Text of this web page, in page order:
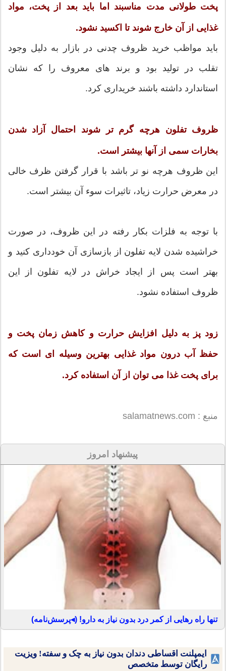
پخت طولانی مدت مناسبند اما باید بعد از پخت، مواد
غذایی از آن خارج شوند تا اکسید نشود.
باید مواظب خرید ظروف چدنی در بازار به دلیل وجود
تقلب در تولید بود و برند های معروف را که نشان
استاندارد داشته باشند خریداری کرد.
ظروف تفلون هرچه گرم تر شوند احتمال آزاد شدن
بخارات سمی از آنها بیشتر است.
این ظروف هرچه نو تر باشد با قرار گرفتن ظرف خالی
در معرض حرارت زیاد، تاثیرات سوء آن بیشتر است.
با توجه به فلزات بکار رفته در این ظروف، در صورت
خراشیده شدن لایه تفلون از بازسازی آن خودداری کنید و
بهتر است پس از ایجاد خراش در لایه تفلون از این
ظروف استفاده نشود.
زود پز به دلیل افزایش حرارت و کاهش زمان پخت و
حفظ آب درون مواد غذایی بهترین وسیله ای است که
برای پخت غذا می توان از آن استفاده کرد.
منبع : salamatnews.com
پیشنهاد امروز
تنها راه رهایی از کمر درد بدون نیاز به دارو! (◂پرسش‌نامه)
ایمپلنت اقساطی دندان بدون نیاز به چک و سفته! ویزیت
رایگان توسط متخصص